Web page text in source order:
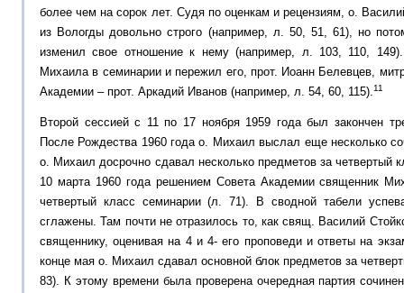
более чем на сорок лет. Судя по оценкам и рецензиям, о.
из Вологды довольно строго (например, л. 50, 51, 61), но
изменил свое отношение к нему (например, л. 103, 110,
Михаила в семинарии и пережил его, прот. Иоанн Белевцев,
Академии – прот. Аркадий Иванов (например, л. 54, 60, 115).11
Второй сессией с 11 по 17 ноября 1959 года был закончен
После Рождества 1960 года о. Михаил выслал еще несколько
о. Михаил досрочно сдавал несколько предметов за четвертый
10 марта 1960 года решением Совета Академии священник
четвертый класс семинарии (л. 71). В сводной табели
сглажены. Там почти не отразилось то, как свящ. Василий
священнику, оценивая на 4 и 4- его проповеди и ответы на
конце мая о. Михаил сдавал основной блок предметов за
83). К этому времени была проверена очередная партия